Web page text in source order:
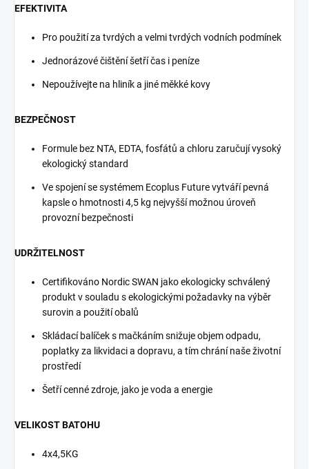
EFEKTIVITA
Pro použití za tvrdých a velmi tvrdých vodních podmínek
Jednorázové čištění šetří čas i peníze
Nepoužívejte na hliník a jiné měkké kovy
BEZPEČNOST
Formule bez NTA, EDTA, fosfátů a chloru zaručují vysoký
ekologický standard
Ve spojení se systémem Ecoplus Future vytváří pevná
kapsle o hmotnosti 4,5 kg nejvyšší možnou úroveň
provozní bezpečnosti
UDRŽITELNOST
Certifikováno Nordic SWAN jako ekologicky schválený
produkt v souladu s ekologickými požadavky na výběr
surovin a použití obalů
Skládací balíček s mačkáním snižuje objem odpadu,
poplatky za likvidaci a dopravu, a tím chrání naše životní
prostředí
Šetří cenné zdroje, jako je voda a energie
VELIKOST BATOHU
4x4,5KG